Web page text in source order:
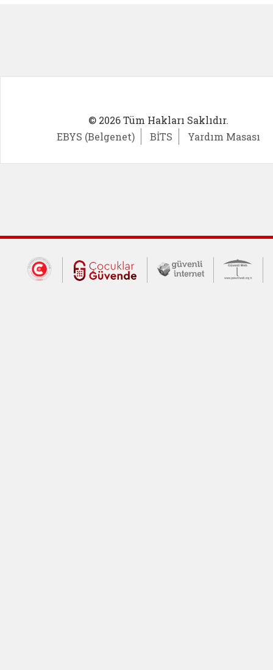
© 2026 Tüm Hakları Saklıdır.
EBYS (Belgenet)
BİTS Yardım Masası
Dış Bağlantılar
Cumhurbaşkanlığı İletişim Merkezi
Çocuklar Güvende (yeni
Güvenli